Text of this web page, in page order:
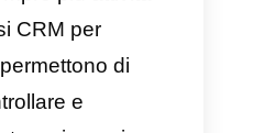
italiana.
ai
un singolo